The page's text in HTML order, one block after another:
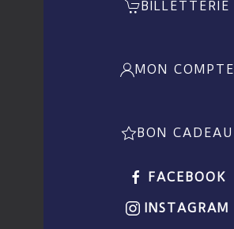
BILLETTERIE
MON COMPTE
BON CADEAU
FACEBOOK
INSTAGRAM